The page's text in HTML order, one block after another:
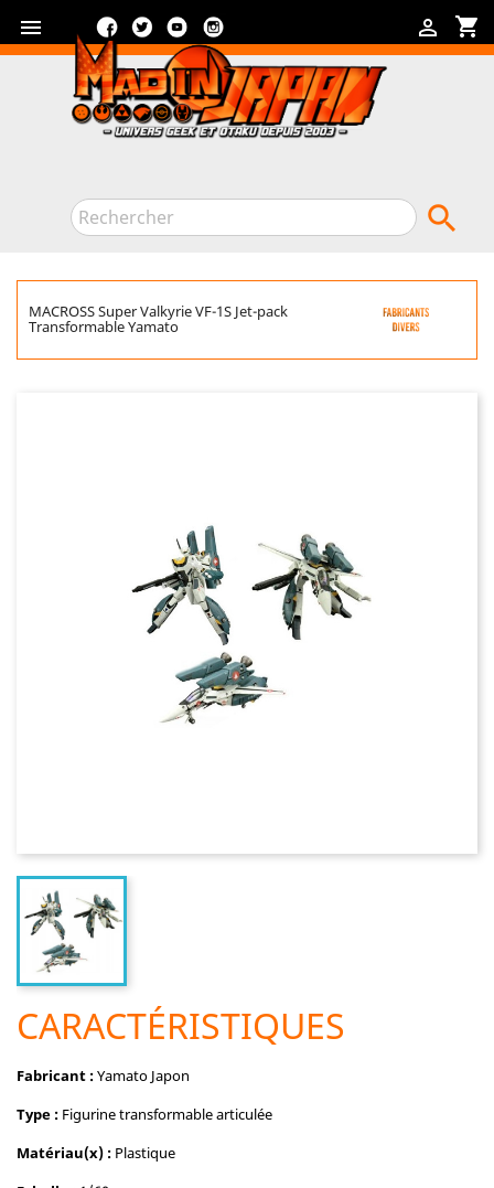
 shopping_cart

FacebookTwitterYouTube

MACROSS Super Valkyrie VF-1S Jet-pack
Transformable Yamato
CARACTÉRISTIQUES
Fabricant :Yamato Japon
Type : Figurine transformable articulée
Matériau(x) : Plastique